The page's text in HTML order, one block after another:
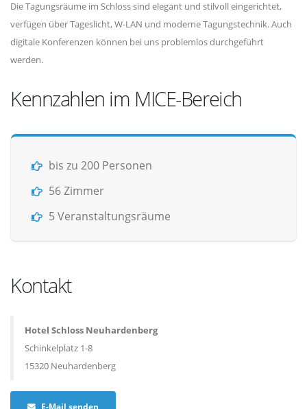
Die Tagungsräume im Schloss sind elegant und stilvoll eingerichtet,
verfügen über Tageslicht, W-LAN und moderne Tagungstechnik. Auch
digitale Konferenzen können bei uns problemlos durchgeführt
werden.
Kennzahlen im MICE-Bereich
bis zu 200 Personen
56 Zimmer
5 Veranstaltungsräume
Kontakt
Hotel Schloss Neuhardenberg
Schinkelplatz 1-8
15320 Neuhardenberg
E-Mail senden